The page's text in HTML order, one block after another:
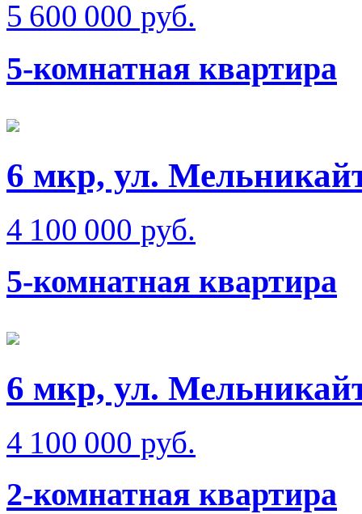
5 600 000 руб.
5-комнатная квартира
6 мкр, ул.
4 100 000 руб.
5-комнатная квартира
6 мкр, ул.
4 100 000 руб.
2-комнатная квартира